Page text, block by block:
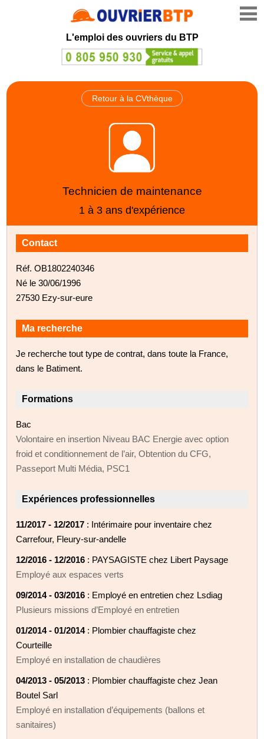
L'emploi des ouvriers du BTP
Retour à la CVthèque
Technicien de maintenance
1 à 3 ans d'expérience
Contact
Réf. OB1802240346
Né le 30/06/1996
27530 Ezy-sur-eure
Ma recherche
Je recherche tout type de contrat, dans toute la France,
dans le Batiment.
Formations
Bac
Volontaire en insertion Niveau BAC Energie avec option
froid et conditionnement de l’air, Obtention du CFG,
Passeport Multi Média, PSC1
Expériences professionnelles
11/2017 - 12/2017 : Intérimaire pour inventaire chez
Carrefour, Fleury-sur-andelle
12/2016 - 12/2016 : PAYSAGISTE chez Libert Paysage
Employé aux espaces verts
09/2014 - 03/2016 : Employé en entretien chez Lsdiag
Plusieurs missions d’Employé en entretien
01/2014 - 01/2014: Plombier chauffagiste chez
Courteille
Employé en installation de chaudières
04/2013 - 05/2013 : Plombier chauffagiste chez Jean
Boutel Sarl
Employé en installation d’équipements (ballons et
sanitaires)